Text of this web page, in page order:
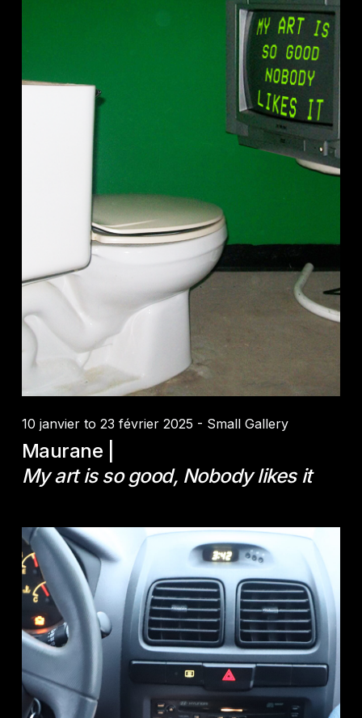
Maurane
10 janvier to 23 février 2025 - Small Gallery
Maurane |
My art is so good, Nobody likes it